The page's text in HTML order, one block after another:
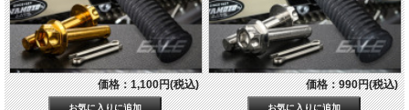
価格：1,100円(税込) 価格：990円(税込)